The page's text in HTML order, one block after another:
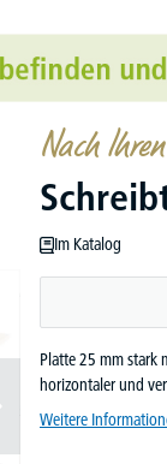
Nach
Im Katalog
Platte 25 mm stark
horizontaler und
Weitere